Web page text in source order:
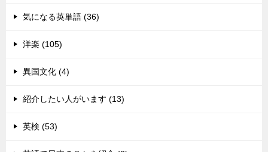
気になる英単語 (36)
洋楽 (105)
異国文化 (4)
紹介したい人がいます (13)
英検 (53)